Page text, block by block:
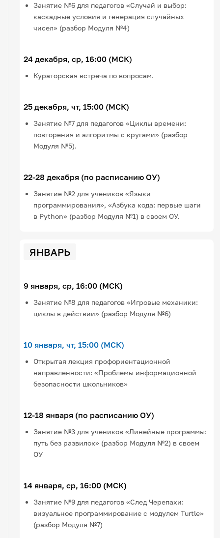
Занятие №6 для педагогов «Случай и выбор:
каскадные условия и генерация случайных
чисел» (разбор Модуля №4)
24 декабря, ср, 16:00 (МСК)
Кураторская встреча по вопросам.
25 декабря, чт, 15:00 (МСК)
Занятие №7 для педагогов «Циклы времени:
повторения и алгоритмы с кругами» (разбор
Модуля №5).
22-28 декабря (по расписанию ОУ)
Занятие №2 для учеников «Языки
программирования», «Азбука кода: первые шаги
в Python» (разбор Модуля №1) в своем ОУ.
ЯНВАРЬ
9 января, ср, 16:00 (МСК)
Занятие №8 для педагогов «Игровые механики:
циклы в действии» (разбор Модуля №6)
10 января, чт, 15:00 (МСК)
Открытая лекция профориентационной
направленности: «Проблемы информационной
безопасности школьников»
12-18 января (по расписанию ОУ)
Занятие №3 для учеников «Линейные программы:
путь без развилок» (разбор Модуля №2) в своем
ОУ
14 января, ср, 16:00 (МСК)
Занятие №9 для педагогов «След Черепахи:
визуальное программирование с модулем Turtle»
(разбор Модуля №7)